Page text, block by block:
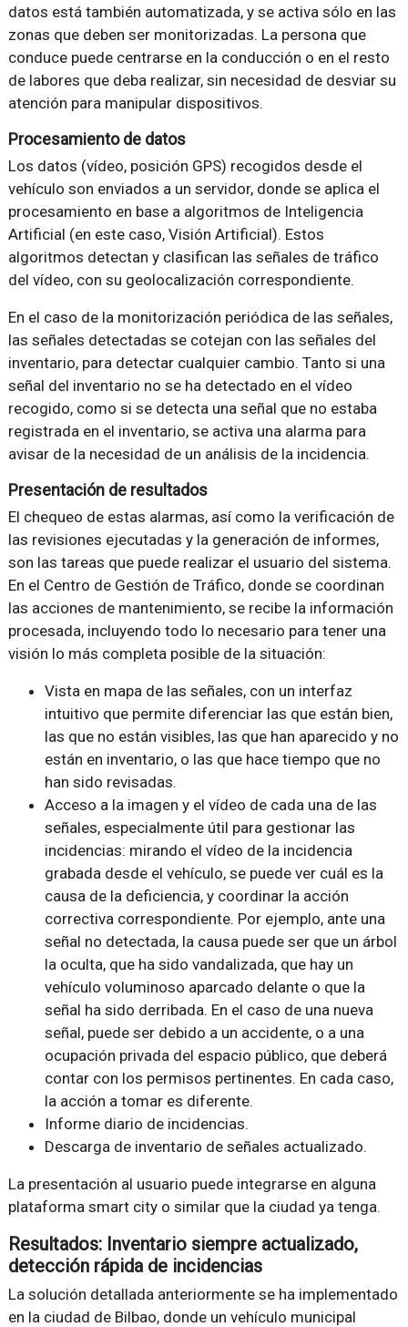
datos está también automatizada, y se activa sólo en las
zonas que deben ser monitorizadas. La persona que
conduce puede centrarse en la conducción o en el resto
de labores que deba realizar, sin necesidad de desviar su
atención para manipular dispositivos.
Procesamiento de datos
Los datos (vídeo, posición GPS) recogidos desde el
vehículo son enviados a un servidor, donde se aplica el
procesamiento en base a algoritmos de Inteligencia
Artificial (en este caso, Visión Artificial). Estos
algoritmos detectan y clasifican las señales de tráfico
del vídeo, con su geolocalización correspondiente.
En el caso de la monitorización periódica de las señales,
las señales detectadas se cotejan con las señales del
inventario, para detectar cualquier cambio. Tanto si una
señal del inventario no se ha detectado en el vídeo
recogido, como si se detecta una señal que no estaba
registrada en el inventario, se activa una alarma para
avisar de la necesidad de un análisis de la incidencia.
Presentación de resultados
El chequeo de estas alarmas, así como la verificación de
las revisiones ejecutadas y la generación de informes,
son las tareas que puede realizar el usuario del sistema.
En el Centro de Gestión de Tráfico, donde se coordinan
las acciones de mantenimiento, se recibe la información
procesada, incluyendo todo lo necesario para tener una
visión lo más completa posible de la situación:
Vista en mapa de las señales, con un interfaz
intuitivo que permite diferenciar las que están bien,
las que no están visibles, las que han aparecido y no
están en inventario, o las que hace tiempo que no
han sido revisadas.
Acceso a la imagen y el vídeo de cada una de las
señales, especialmente útil para gestionar las
incidencias: mirando el vídeo de la incidencia
grabada desde el vehículo, se puede ver cuál es la
causa de la deficiencia, y coordinar la acción
correctiva correspondiente. Por ejemplo, ante una
señal no detectada, la causa puede ser que un árbol
la oculta, que ha sido vandalizada, que hay un
vehículo voluminoso aparcado delante o que la
señal ha sido derribada. En el caso de una nueva
señal, puede ser debido a un accidente, o a una
ocupación privada del espacio público, que deberá
contar con los permisos pertinentes. En cada caso,
la acción a tomar es diferente.
Informe diario de incidencias.
Descarga de inventario de señales actualizado.
La presentación al usuario puede integrarse en alguna
plataforma smart city o similar que la ciudad ya tenga.
Resultados: Inventario siempre actualizado,
detección rápida de incidencias
La solución detallada anteriormente se ha implementado
en la ciudad de Bilbao, donde un vehículo municipal